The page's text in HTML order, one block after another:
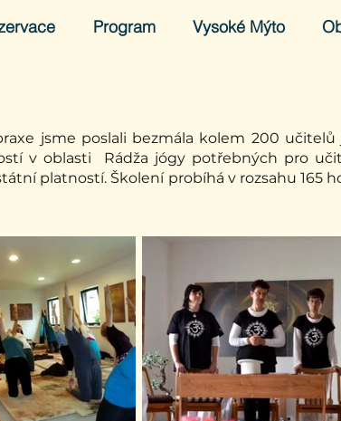
Program Vysoké Mýto
jsme poslali bezmála kolem 200
v oblasti Rádža jógy potřebných pro
platností. Školení probíhá v rozsahu 165